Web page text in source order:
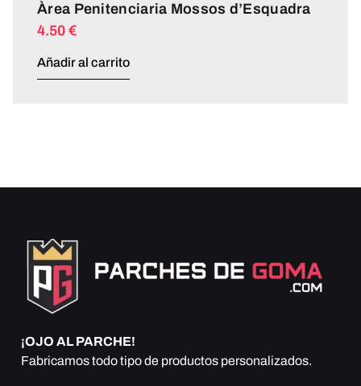
Àrea Penitenciaria Mossos d’Esquadra
4.50 €
Añadir al carrito
¡OJO AL PARCHE!
Fabricamos todo tipo de productos personalizados.